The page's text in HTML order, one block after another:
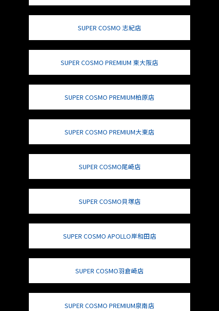
SUPER COSMO 志紀店
SUPER COSMO PREMIUM 東大阪店
SUPER COSMO PREMIUM柏原店
SUPER COSMO PREMIUM大東店
SUPER COSMO尾崎店
SUPER COSMO貝塚店
SUPER COSMO APOLLO岸和田店
SUPER COSMO羽倉崎店
SUPER COSMO PREMIUM泉南店